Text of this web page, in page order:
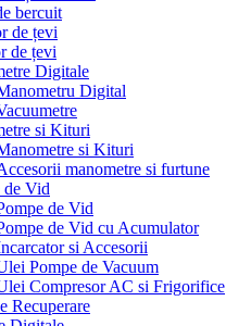
bercuit
de țevi
de țevi
Digitale
Digital
si Kituri
si Kituri
manometre si furtune
de Vid
de Vid
de Vid cu Acumulator
si Accesorii
Pompe de Vacuum
Compresor AC si Frigorifice
Recuperare